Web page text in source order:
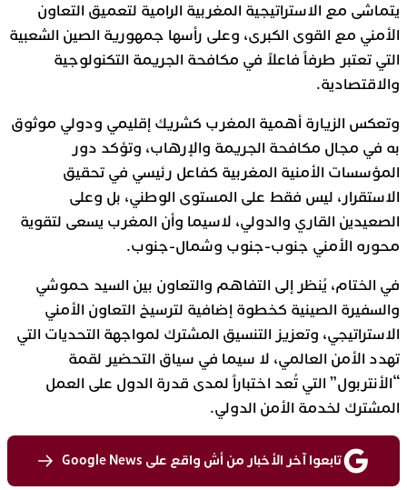
يتماشى مع الاستراتيجية المغربية الرامية لتعميق التعاون
الأمني مع القوى الكبرى، وعلى رأسها جمهورية الصين الشعبية
التي تعتبر طرفاً فاعلاً في مكافحة الجريمة التكنولوجية
والاقتصادية.
وتعكس الزيارة أهمية المغرب كشريك إقليمي ودولي موثوق
به في مجال مكافحة الجريمة والإرهاب، وتؤكد دور
المؤسسات الأمنية المغربية كفاعل رئيسي في تحقيق
الاستقرار، ليس فقط على المستوى الوطني، بل وعلى
الصعيدين القاري والدولي، لاسيما وأن المغرب يسعى لتقوية
محوره الأمني جنوب-جنوب وشمال-جنوب.
في الختام، يُنظر إلى التفاهم والتعاون بين السيد حموشي
والسفيرة الصينية كخطوة إضافية لترسيخ التعاون الأمني
الاستراتيجي، وتعزيز التنسيق المشترك لمواجهة التحديات التي
تهدد الأمن العالمي، لا سيما في سياق التحضير لقمة
“الأنتربول” التي تُعد اختباراً لمدى قدرة الدول على العمل
المشترك لخدمة الأمن الدولي.
تابعوا آخر الأخبار من أش واقع على Google News